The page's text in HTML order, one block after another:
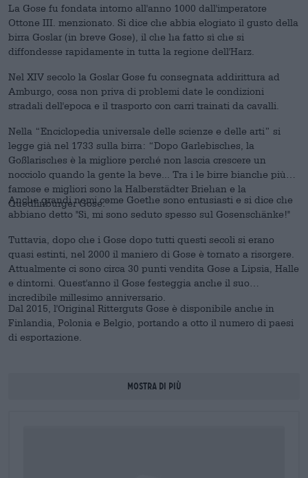
La Gose fu fondata intorno all'anno 1000 dall'imperatore
Ottone III. menzionato. Si dice che abbia elogiato il gusto della
birra Goslar (in breve Gose), il che ha fatto sì che si
diffondesse rapidamente in tutta la regione dell'Harz.
Nel XIV secolo la Goslar Gose fu consegnata addirittura ad
Amburgo, cosa non priva di problemi date le condizioni
stradali dell'epoca e il trasporto con carri trainati da cavalli.
Nella “Enciclopedia universale delle scienze e delle arti” si
legge già nel 1733 sulla birra: “Dopo Garlebisches, la
Goßlarisches è la migliore perché non lascia crescere un
nocciolo quando la gente la beve... Tra i le birre bianche più
famose e migliori sono la Halberstädter Briehan e la
Quedlinburger Gose.”
Anche grandi nomi come Goethe sono entusiasti e si dice che
abbiano detto "Sì, mi sono seduto spesso sul Gosenschänke!"
Tuttavia, dopo che i Gose dopo tutti questi secoli si erano
quasi estinti, nel 2000 il maniero di Gose è tornato a risorgere.
Attualmente ci sono circa 30 punti vendita Gose a Lipsia, Halle
e dintorni. Quest'anno il Gose festeggia anche il suo
incredibile millesimo anniversario.
Dal 2015, l'Original Ritterguts Gose è disponibile anche in
Finlandia, Polonia e Belgio, portando a otto il numero di paesi
di esportazione.
Mostra di più